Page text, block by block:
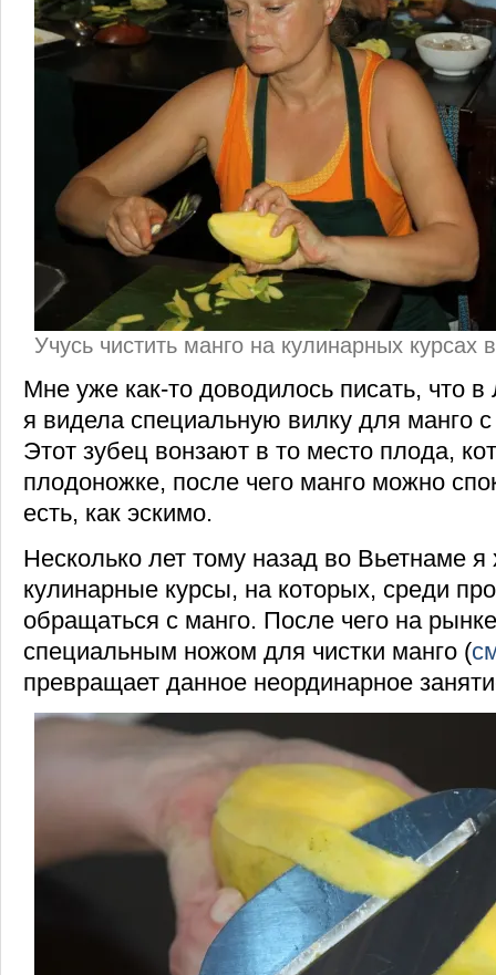
Учусь чистить манго на кулинарных курсах
Мне уже как-то доводилось писать, что
я видела специальную вилку для манго
Этот зубец вонзают в то место плода,
плодоножке, после чего манго можно
есть, как эскимо.
Несколько лет тому назад во Вьетнаме я
кулинарные курсы, на которых, среди
обращаться с манго. После чего на
специальным ножом для чистки манго (
превращает данное неординарное